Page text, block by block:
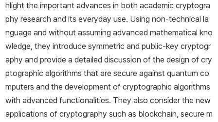
hlight the important advances in both academic cryptogra
phy research and its everyday use. Using non-technical la
nguage and without assuming advanced mathematical kno
wledge, they introduce symmetric and public-key cryptogr
aphy and provide a detailed discussion of the design of cry
ptographic algorithms that are secure against quantum co
mputers and the development of cryptographic algorithms
with advanced functionalities. They also consider the new
applications of cryptography such as blockchain, secure m